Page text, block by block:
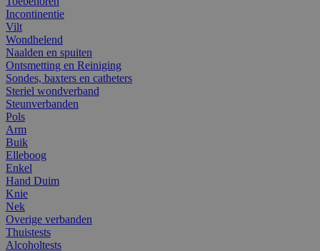
Incontinentie
Vilt
Wondhelend
Naalden en spuiten
Ontsmetting en Reiniging
Sondes, baxters en catheters
Steriel wondverband
Steunverbanden
Pols
Arm
Buik
Elleboog
Enkel
Hand Duim
Knie
Nek
Overige verbanden
Thuistests
Alcoholtests